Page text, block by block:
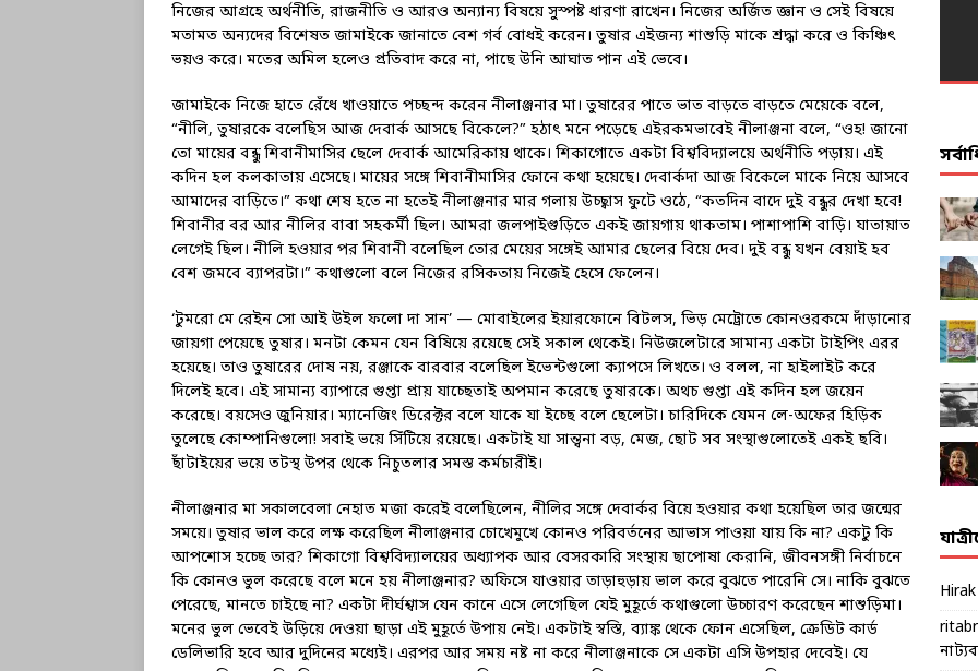
নিজের আগ্রহে অর্থনীতি, রাজনীতি ও আরও অন্যান্য বিষয়ে সুস্পষ্ট ধারণা রাখেন। নিজের অর্জিত জ্ঞান ও সেই বিষয়ে
মতামত অন্যদের বিশেষত জামাইকে জানাতে বেশ গর্ব বোধই করেন। তুষার এইজন্য শাশুড়ি মাকে শ্রদ্ধা করে ও কিঞ্চিৎ
ভয়ও করে। মতের অমিল হলেও প্রতিবাদ করে না, পাছে উনি আঘাত পান এই ভেবে।
জামাইকে নিজে হাতে রেঁধে খাওয়াতে পচ্ছন্দ করেন নীলাঞ্জনার মা। তুষারের পাতে ভাত বাড়তে বাড়তে মেয়েকে বলে,
“নীলি, তুষারকে বলেছিস আজ দেবার্ক আসছে বিকেলে?” হঠাৎ মনে পড়েছে এইরকমভাবেই নীলাঞ্জনা বলে, “ওহ! জানো
তো মায়ের বন্ধু শিবানীমাসির ছেলে দেবার্ক আমেরিকায় থাকে। শিকাগোতে একটা বিশ্ববিদ্যালয়ে অর্থনীতি পড়ায়। এই
কদিন হল কলকাতায় এসেছে। মায়ের সঙ্গে শিবানীমাসির ফোনে কথা হয়েছে। দেবার্কদা আজ বিকেলে মাকে নিয়ে আসবে
আমাদের বাড়িতে।” কথা শেষ হতে না হতেই নীলাঞ্জনার মার গলায় উচ্ছ্বাস ফুটে ওঠে, “কতদিন বাদে দুই বন্ধুর দেখা হবে!
শিবানীর বর আর নীলির বাবা সহকর্মী ছিল। আমরা জলপাইগুড়িতে একই জায়গায় থাকতাম। পাশাপাশি বাড়ি। যাতায়াত
লেগেই ছিল। নীলি হওয়ার পর শিবানী বলেছিল তোর মেয়ের সঙ্গেই আমার ছেলের বিয়ে দেব। দুই বন্ধু যখন বেয়াই হব
বেশ জমবে ব্যাপরটা।” কথাগুলো বলে নিজের রসিকতায় নিজেই হেসে ফেলেন।
‘টুমরো মে রেইন সো আই উইল ফলো দা সান’ — মোবাইলের ইয়ারফোনে বিটলস, ভিড় মেট্রোতে কোনওরকমে দাঁড়ানোর
জায়গা পেয়েছে তুষার। মনটা কেমন যেন বিষিয়ে রয়েছে সেই সকাল থেকেই। নিউজলেটারে সামান্য একটা টাইপিং এরর
হয়েছে। তাও তুষারের দোষ নয়, রঞ্জাকে বারবার বলেছিল ইভেন্টগুলো ক্যাপসে লিখতে। ও বলল, না হাইলাইট করে
দিলেই হবে। এই সামান্য ব্যাপারে গুপ্তা প্রায় যাচ্ছেতাই অপমান করেছে তুষারকে। অথচ গুপ্তা এই কদিন হল জয়েন
করেছে। বয়সেও জুনিয়ার। ম্যানেজিং ডিরেক্টর বলে যাকে যা ইচ্ছে বলে ছেলেটা। চারিদিকে যেমন লে-অফের হিড়িক
তুলেছে কোম্পানিগুলো! সবাই ভয়ে সিঁটিয়ে রয়েছে। একটাই যা সান্ত্বনা বড়, মেজ, ছোট সব সংস্থাগুলোতেই একই ছবি।
ছাঁটাইয়ের ভয়ে তটস্থ উপর থেকে নিচুতলার সমস্ত কর্মচারীই।
নীলাঞ্জনার মা সকালবেলা নেহাত মজা করেই বলেছিলেন, নীলির সঙ্গে দেবার্কর বিয়ে হওয়ার কথা হয়েছিল তার জন্মের
সময়ে। তুষার ভাল করে লক্ষ করেছিল নীলাঞ্জনার চোখেমুখে কোনও পরিবর্তনের আভাস পাওয়া যায় কি না? একটু কি
আপশোস হচ্ছে তার? শিকাগো বিশ্ববিদ্যালয়ের অধ্যাপক আর বেসরকারি সংস্থায় ছাপোষা কেরানি, জীবনসঙ্গী নির্বাচনে
কি কোনও ভুল করেছে বলে মনে হয় নীলাঞ্জনার? অফিসে যাওয়ার তাড়াহুড়ায় ভাল করে বুঝতে পারেনি সে। নাকি বুঝতে
পেরেছে, মানতে চাইছে না? একটা দীর্ঘশ্বাস যেন কানে এসে লেগেছিল যেই মুহূর্তে কথাগুলো উচ্চারণ করেছেন শাশুড়িমা।
মনের ভুল ভেবেই উড়িয়ে দেওয়া ছাড়া এই মুহূর্তে উপায় নেই। একটাই স্বস্তি, ব্যাঙ্ক থেকে ফোন এসেছিল, ক্রেডিট কার্ড
ডেলিভারি হবে আর দুদিনের মধ্যেই। এরপর আর সময় নষ্ট না করে নীলাঞ্জনাকে সে একটা এসি উপহার দেবেই। যে